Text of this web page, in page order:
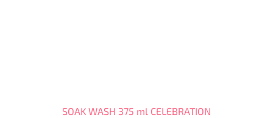
SOAK WASH 375 ml CELEBRATION